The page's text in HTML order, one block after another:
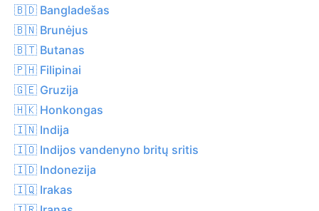
🇧🇩 Bangladešas
🇧🇳 Brunėjus
🇧🇹 Butanas
🇵🇭 Filipinai
🇬🇪 Gruzija
🇭🇰 Honkongas
🇮🇳 Indija
🇮🇴 Indijos vandenyno britų sritis
🇮🇩 Indonezija
🇮🇶 Irakas